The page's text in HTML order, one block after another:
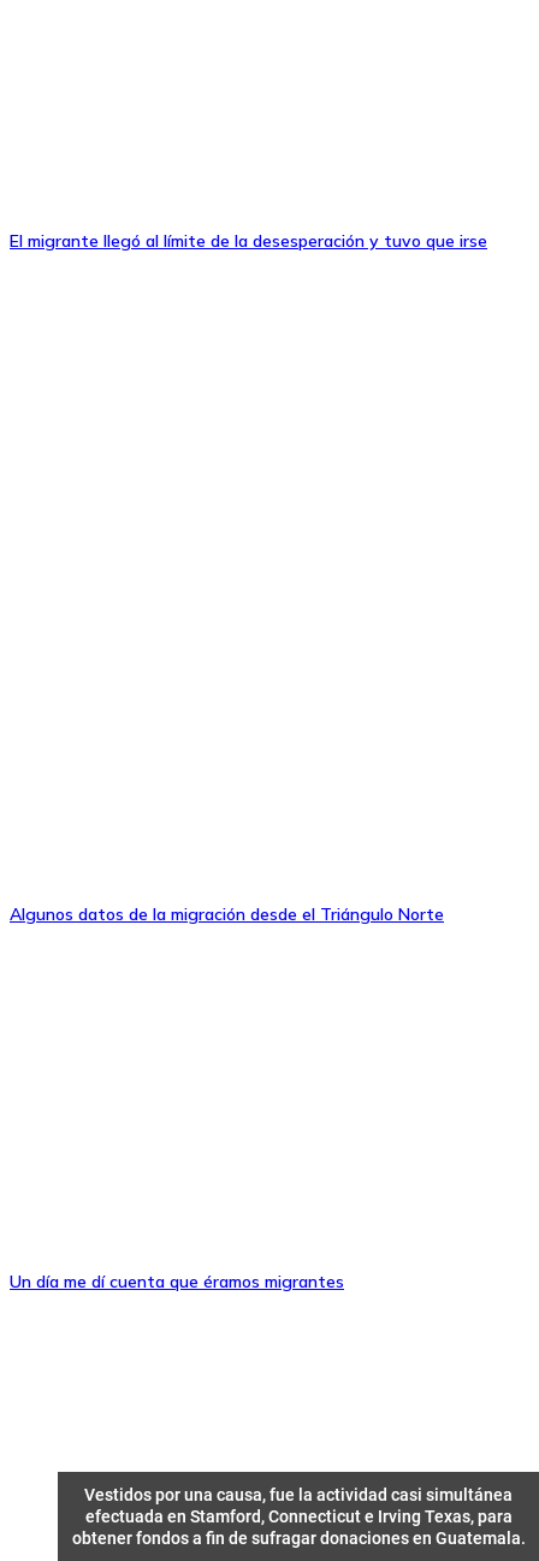
Vestidos por una causa, fue la actividad casi simultánea
efectuada en Stamford, Connecticut e Irving Texas, para
obtener fondos a fin de sufragar donaciones en Guatemala.
Vestidos por una causa, fue la actividad casi simultánea
efectuada en Stamford, Connecticut e Irving Texas, para
obtener fondos a fin de sufragar donaciones en Guatemala.
El migrante llegó al límite de la desesperación y tuvo que irse
Algunos datos de la migración desde el Triángulo Norte
Un día me dí cuenta que éramos migrantes